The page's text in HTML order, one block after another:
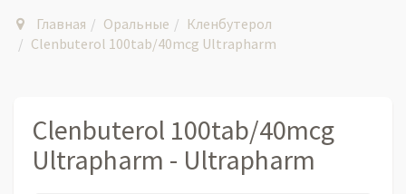
Главная Оральные
Кленбутерол
Clenbuterol 100tab/40mcg Ultrapharm
Clenbuterol 100tab/40mcg
Ultrapharm - Ultrapharm